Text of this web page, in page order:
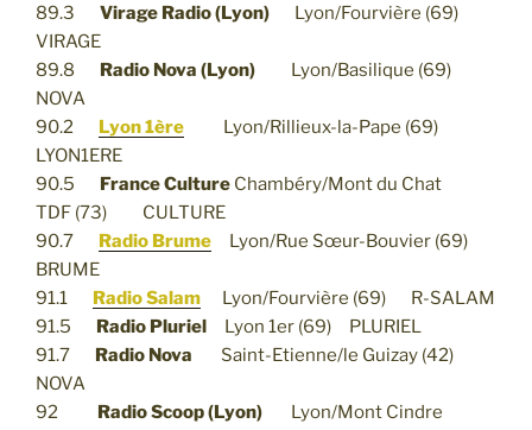
89.3 Virage Radio (Lyon) Lyon/Fourvière (69)
VIRAGE
89.8 Radio Nova (Lyon) Lyon/Basilique (69)
NOVA
90.2 Lyon 1ère
Lyon/Rillieux-la-Pape (69)
LYON1ERE
90.5 France Culture Chambéry/Mont du Chat
TDF (73) CULTURE
90.7 Radio Brume
Lyon/Rue Sœur-Bouvier (69)
BRUME
91.1 Radio Salam
Lyon/Fourvière (69) R-SALAM
91.5 Radio Pluriel Lyon 1er (69) PLURIEL
91.7 Radio Nova Saint-Etienne/le Guizay (42)
NOVA
92 Radio Scoop (Lyon) Lyon/Mont Cindre